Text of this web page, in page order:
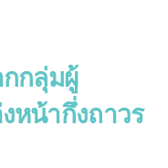
กลุ่มผู้
หน้ากึ่งถาวร